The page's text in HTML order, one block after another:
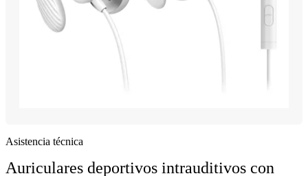
Asistencia técnica
Auriculares deportivos intrauditivos con